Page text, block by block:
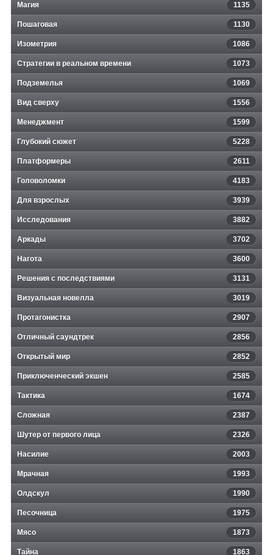
Магия 1135
Пошаговая 1130
Изометрия 1086
Стратегии в реальном времени 1073
Подземелья 1069
Вид сверху 1556
Менеджмент 1599
Глубокий сюжет 5228
Платформеры 2611
Головоломки 4183
Для взрослых 3939
Исследования 3882
Аркады 3702
Нагота 3600
Решения с последствиями 3131
Визуальная новелла 3019
Протагонистка 2907
Отличный саундтрек 2856
Открытый мир 2852
Приключенческий экшен 2585
Тактика 1674
Сложная 2387
Шутер от первого лица 2326
Насилие 2003
Мрачная 1993
Олдскул 1990
Песочница 1975
Мясо 1873
Тайна 1863